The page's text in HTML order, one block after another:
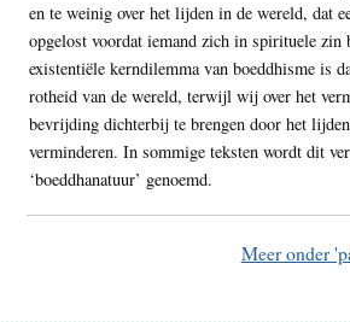
en te weinig over het lijden in de wereld, dat
opgelost voordat iemand zich in spirituele zin
existentiële kerndilemma van boeddhisme is
rotheid van de wereld, terwijl wij over het
bevrijding dichterbij te brengen door het
verminderen. In sommige teksten wordt dit
‘boeddhanatuur’ genoemd.
Meer onder